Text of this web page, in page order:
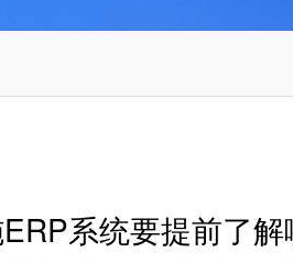
系统要提前了